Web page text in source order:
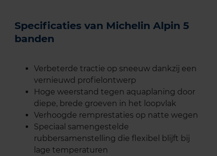
Specificaties van Michelin Alpin 5
banden
Verbeterde tractie op sneeuw dankzij een
vernieuwd profielontwerp
Hoge weerstand tegen aquaplaning door
diepe, brede groeven in het loopvlak
Verhoogde remprestaties op natte wegen
Speciaal samengestelde
rubbersamenstelling die flexibel blijft bij
lage temperaturen